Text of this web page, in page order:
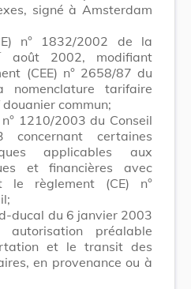
signé à Amsterdam
n° 1832/2002 de la
août 2002, modifiant
(CEE) n° 2658/87 du
tarifaire
commun;
1210/2003 du Conseil
certaines
applicables aux
et financières avec
le règlement (CE) n°
ducal du 6 janvier 2003
préalable
et le transit des
en provenance ou à